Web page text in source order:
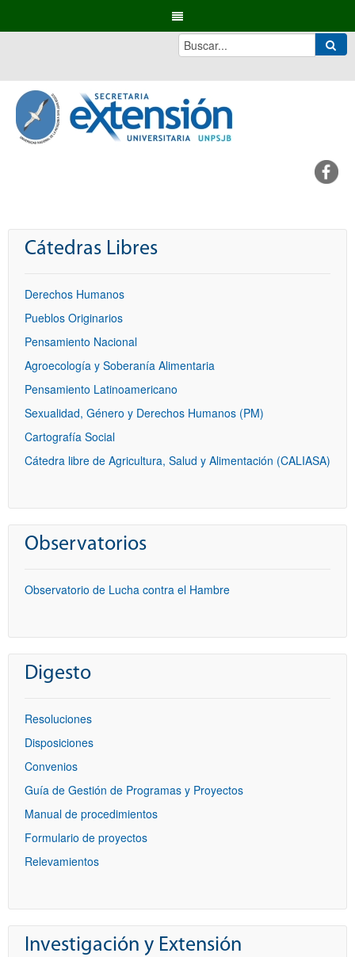
Cátedras Libres
Derechos Humanos
Pueblos Originarios
Pensamiento Nacional
Agroecología y Soberanía Alimentaria
Pensamiento Latinoamericano
Sexualidad, Género y Derechos Humanos (PM)
Cartografía Social
Cátedra libre de Agricultura, Salud y Alimentación (CALIASA)
Observatorios
Observatorio de Lucha contra el Hambre
Digesto
Resoluciones
Disposiciones
Convenios
Guía de Gestión de Programas y Proyectos
Manual de procedimientos
Formulario de proyectos
Relevamientos
Investigación y Extensión